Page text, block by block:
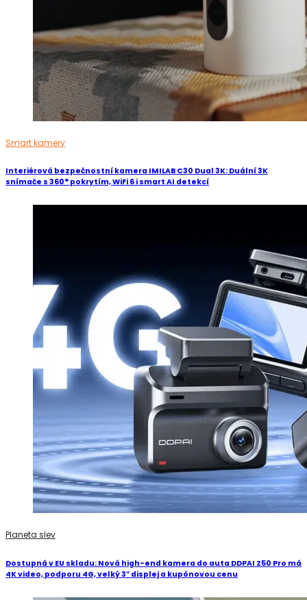
Smart kamery
Interiérová bezpečnostní kamera IMILAB C30 Dual 3K: Duální 3K
snímače s 360° pokrytím, WiFi 6 i smart AI detekcí
Planeta slev
Dostupná v EU skladu: Nová high-end kamera do auta DDPAI Z50 Pro má
4K video, podporu 4G, velký 3″ displej a kupónovou cenu